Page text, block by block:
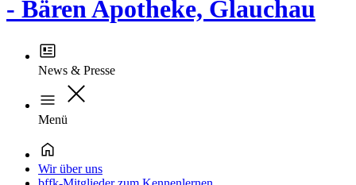
- Bären Apotheke, Glauchau
News & Presse
Menü
Wir über uns